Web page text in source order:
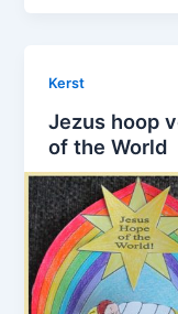
Kerst
Jezus hoop
of the World